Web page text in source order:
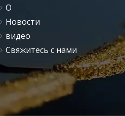
О
Новости
видео
Свяжитесь с нами